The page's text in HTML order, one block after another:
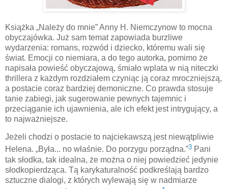
Książka „Należy do mnie” Anny H. Niemczynow to mocna
obyczajówka. Już sam temat zapowiada burzliwe
wydarzenia: romans, rozwód i dziecko, któremu wali się
świat. Emocji co niemiara, a do tego autorka, pomimo że
napisała powieść obyczajową, śmiało wplata w nią niteczki
thrillera z każdym rozdziałem czyniąc ją coraz mroczniejszą,
a postacie coraz bardziej demoniczne. Co prawda stosuje
tanie zabiegi, jak sugerowanie pewnych tajemnic i
przeciąganie ich ujawnienia, ale ich efekt jest intrygujący, a
to najważniejsze.
Jeżeli chodzi o postacie to najciekawszą jest niewątpliwie
Helena. „Była... no właśnie. Do porzygu porządna.”3 Pani
tak słodka, tak idealna, że można o niej powiedzieć jedynie
słodkopierdząca. Tą karykaturalność podkreślają bardzo
sztuczne dialogi, z których wylewają się w nadmiarze